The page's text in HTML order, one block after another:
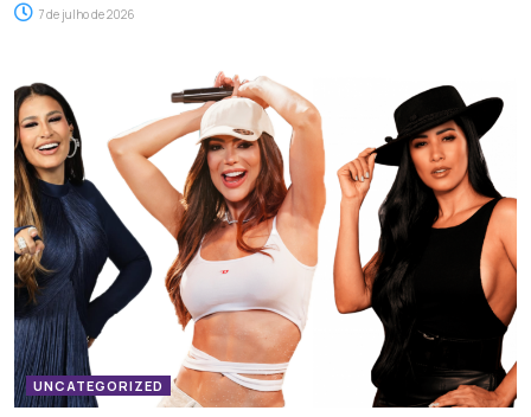
7 de julho de 2026
UNCATEGORIZED